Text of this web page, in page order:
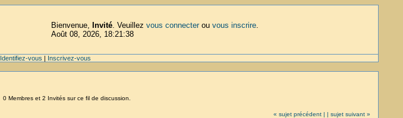
Bienvenue, Invité. Veuillez vous connecterou vous inscrire.
Août 08, 2026, 18:21:38
Identifiez-vous | Inscrivez-vous
0 Membres et 2 Invités sur ce fil de discussion.
« sujet précédent | | sujet suivant »